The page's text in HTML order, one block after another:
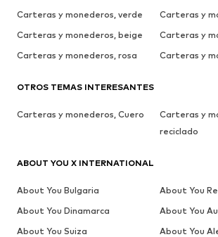
Carteras y monederos, verde
Carteras y
Carteras y monederos, beige
Carteras y
Carteras y monederos, rosa
Carteras y
OTROS TEMAS INTERESANTES
Carteras y monederos, Cuero
Carteras y
reciclado
ABOUT YOU X INTERNATIONAL
About You Bulgaria
About You
About You Dinamarca
About You
About You Suiza
About You